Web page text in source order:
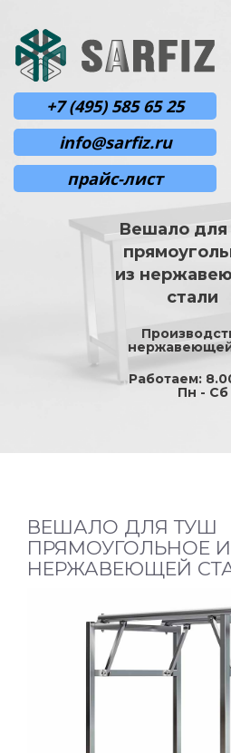
+7 (495) 585 65 25
info@sarfiz.ru
прайс-лист
Вешало
из
стали
Работаем:
Пн - Сб
ВЕШАЛО ДЛЯ ТУШ
ПРЯМОУГОЛЬНОЕ
НЕРЖАВЕЮЩЕЙ